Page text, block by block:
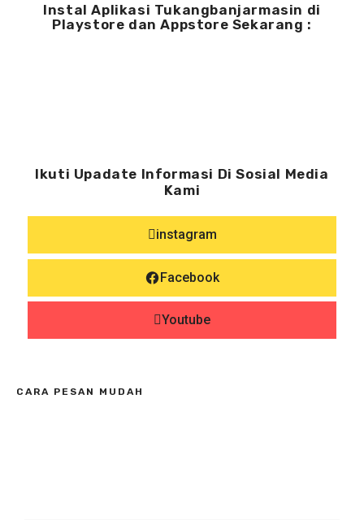
Instal Aplikasi Tukangbanjarmasin di
Playstore dan Appstore Sekarang :
Ikuti Upadate Informasi Di Sosial Media
Kami
instagram
Facebook
Youtube
CARA PESAN MUDAH